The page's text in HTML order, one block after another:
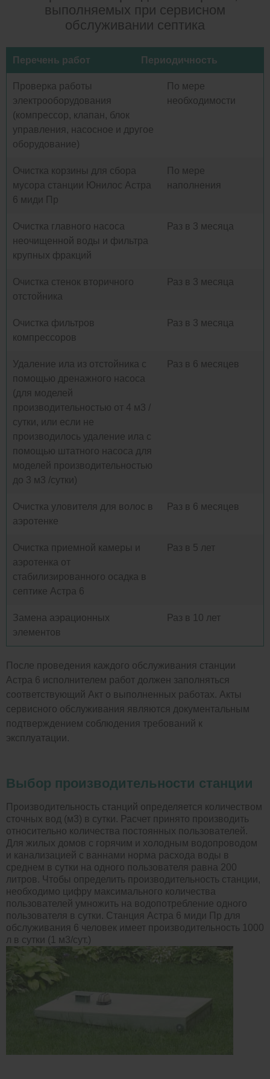
выполняемых при сервисном
обслуживании септика
Перечень работ Периодичность
Проверка работы
электрооборудования
(компрессор, клапан, блок
управления, насосное и другое
оборудование)
По мере
необходимости
Очистка корзины для сбора
мусора станции Юнилос Астра
6 миди Пр
По мере
наполнения
Очистка главного насоса
неочищенной воды и фильтра
крупных фракций
Раз в 3 месяца
Очистка стенок вторичного
отстойника
Раз в 3 месяца
Очистка фильтров
компрессоров
Раз в 3 месяца
Удаление ила из отстойника с
помощью дренажного насоса
(для моделей
производительностью от 4 м3 /
сутки, или если не
производилось удаление ила с
помощью штатного насоса для
моделей производительностью
до 3 м3 /сутки)
Раз в 6 месяцев
Очистка уловителя для волос в
аэротенке
Раз в 6 месяцев
Очистка приемной камеры и
аэротенка от
стабилизированного осадка в
септике Астра 6
Раз в 5 лет
Замена аэрационных
элементов
Раз в 10 лет
После проведения каждого обслуживания станции
Астра 6 исполнителем работ должен заполняться
соответствующий Акт о выполненных работах. Акты
сервисного обслуживания являются документальным
подтверждением соблюдения требований к
эксплуатации.
Выбор производительности станции
Производительность станций определяется количеством
сточных вод (м3) в сутки. Расчет принято производить
относительно количества постоянных пользователей.
Для жилых домов с горячим и холодным водопроводом
и канализацией с ваннами норма расхода воды в
среднем в сутки на одного пользователя равна 200
литров. Чтобы определить производительность станции,
необходимо цифру максимального количества
пользователей умножить на водопотребление одного
пользователя в сутки. Станция Астра 6 миди Пр для
обслуживания 6 человек имеет производительность 1000
л в сутки (1 м3/сут.)